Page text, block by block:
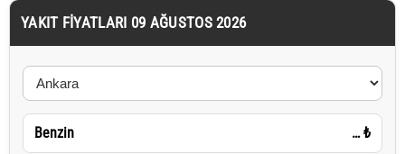
YAKIT FIYATLARI 09 AĞUSTOS 2026
Benzin … ₺